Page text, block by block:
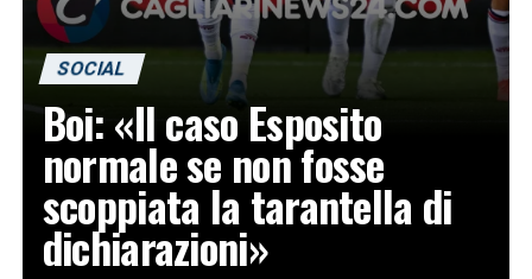
SOCIAL
Boi: «Il caso Esposito
normale se non fosse
scoppiata la tarantella di
dichiarazioni»